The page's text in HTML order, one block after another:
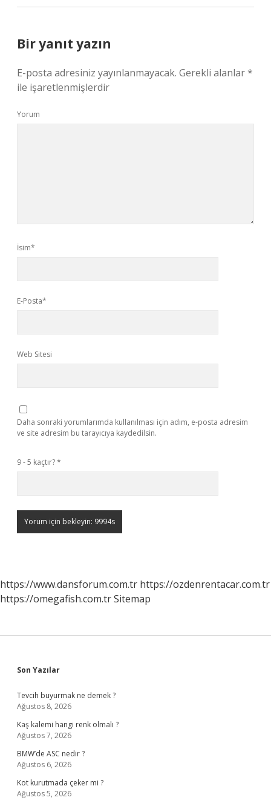
Bir yanıt yazın
E-posta adresiniz yayınlanmayacak. Gerekli alanlar*
ile işaretlenmişlerdir
Yorum
İsim*
E-Posta*
Web Sitesi
Daha sonraki yorumlarımda kullanılması için adım, e-posta adresim
ve site adresim bu tarayıcıya kaydedilsin.
9 - 5 kaçtır?*
https://www.dansforum.com.tr https://ozdenrentacar.com.tr
https://omegafish.com.trSitemap
Sidebar
Son Yazılar
Tevcih buyurmak ne demek ?
Ağustos 8, 2026
Kaş kalemi hangi renk olmalı ?
Ağustos 7, 2026
BMW’de ASC nedir ?
Ağustos 6, 2026
Kot kurutmada çeker mi ?
Ağustos 5, 2026